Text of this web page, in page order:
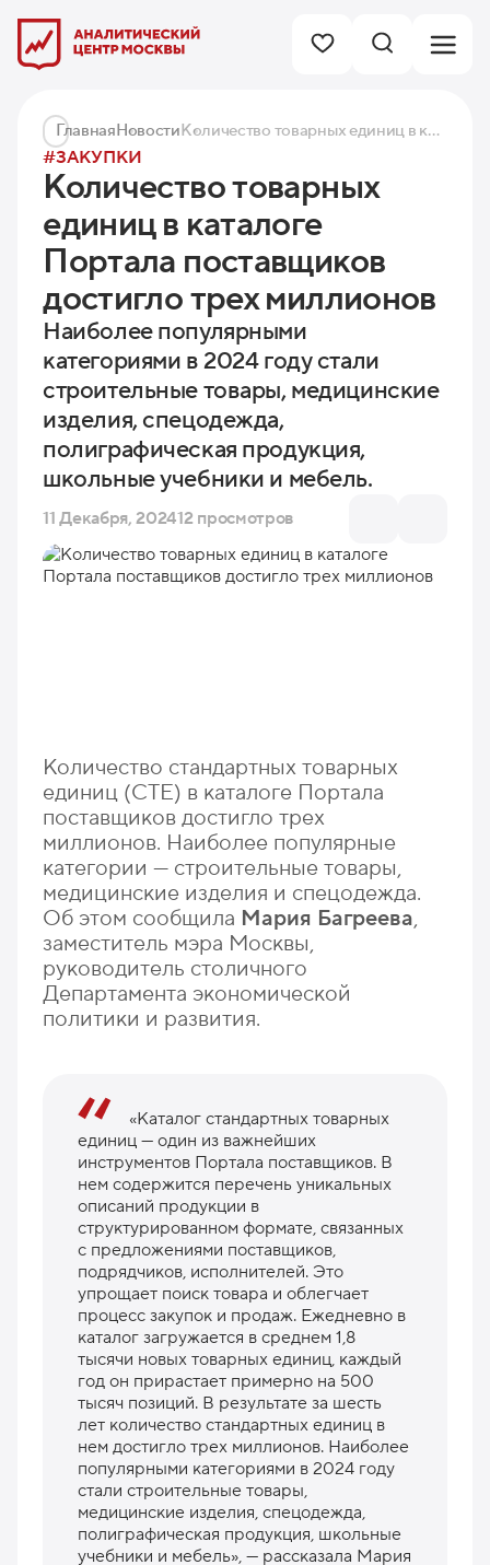
ГлавнаяНовости Количество товарных единиц в каталоге Портала поставщиков достигло трех миллионов
#ЗАКУПКИ
Количество товарных
единиц в каталоге
Портала поставщиков
достигло трех миллионов
Наиболее популярными
категориями в 2024 году стали
строительные товары, медицинские
изделия, спецодежда,
полиграфическая продукция,
школьные учебники и мебель.
11 Декабря, 202412 просмотров
Количество стандартных товарных
единиц (СТЕ) в каталоге Портала
поставщиков достигло трех
миллионов. Наиболее популярные
категории — строительные товары,
медицинские изделия и спецодежда.
Об этом сообщила Мария Багреева,
заместитель мэра Москвы,
руководитель столичного
Департамента экономической
политики и развития.
«Каталог стандартных товарных
единиц — один из важнейших
инструментов Портала поставщиков. В
нем содержится перечень уникальных
описаний продукции в
структурированном формате, связанных
с предложениями поставщиков,
подрядчиков, исполнителей. Это
упрощает поиск товара и облегчает
процесс закупок и продаж. Ежедневно в
каталог загружается в среднем 1,8
тысячи новых товарных единиц, каждый
год он прирастает примерно на 500
тысяч позиций. В результате за шесть
лет количество стандартных единиц в
нем достигло трех миллионов. Наиболее
популярными категориями в 2024 году
стали строительные товары,
медицинские изделия, спецодежда,
полиграфическая продукция, школьные
учебники и мебель», — рассказала Мария